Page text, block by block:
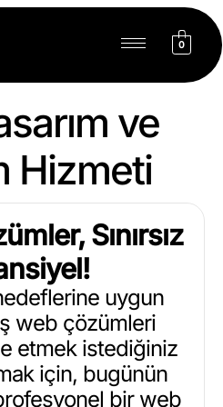
0
ve
Hizmeti
Sınırsız
uygun
web çözümleri
etmek istediğiniz
için, bugünün
bir web